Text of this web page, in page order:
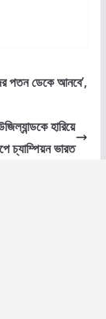
পতন ডেকে আনবে’,
হারিয়ে
চ্যাম্পিয়ন ভারত